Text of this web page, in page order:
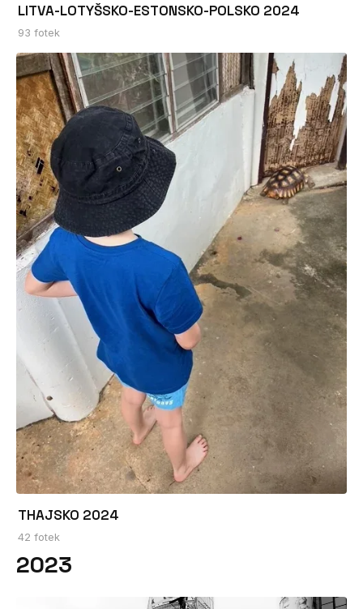
LITVA-LOTYŠSKO-ESTONSKO-POLSKO 2024
93 fotek
THAJSKO 2024
42 fotek
2023